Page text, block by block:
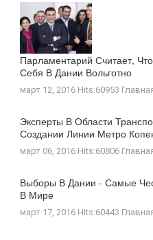
Парламентарий Считает,
Себя В Дании Вольготно
март 12, 2016 Hits:60953
Эксперты В Области
Создании Линии Метро
март 06, 2016 Hits:60806
Выборы В Дании - Самые
В Мире
март 17, 2016 Hits:60443